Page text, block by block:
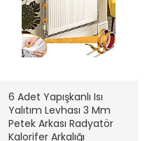
6 Adet Yapışkanlı Isı
Yalıtım Levhası 3 Mm
Petek Arkası Radyatör
Kalorifer Arkalığı